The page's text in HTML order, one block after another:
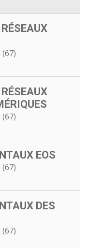
(67)
(67)
EOS
(67)
DES
(67)